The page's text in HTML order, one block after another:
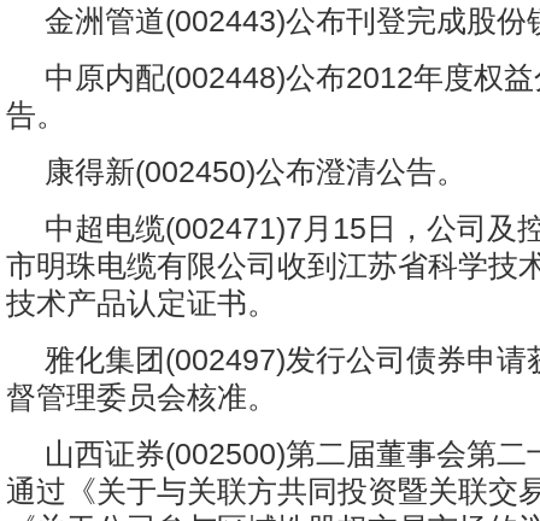
金洲管道(002443)公布刊登完成股份
中原内配(002448)公布2012年度权
告。
康得新(002450)公布澄清公告。
中超电缆(002471)7月15日，公司及
市明珠电缆有限公司收到江苏省科学技
技术产品认定证书。
雅化集团(002497)发行公司债券申请
督管理委员会核准。
山西证券(002500)第二届董事会第二
通过《关于与关联方共同投资暨关联交